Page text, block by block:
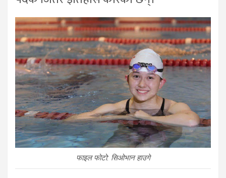
फाइल फोटो: सिओभान हाउगे